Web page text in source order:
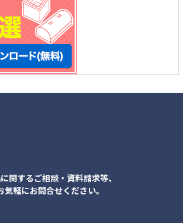
関するご相談・資料請求等、
気軽にお問合せください。